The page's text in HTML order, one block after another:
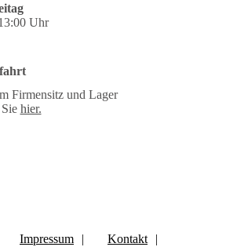
Uhr
Firmensitz und Lager
hier.
Impressum | Kontakt |